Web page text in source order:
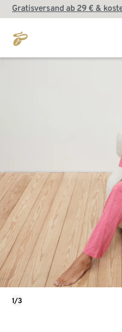
Gratisversand ab 29 € &
1/3